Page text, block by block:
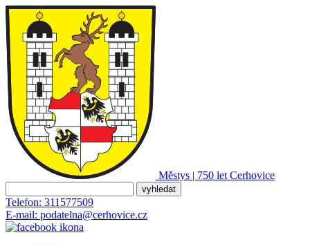
Městys | 750 let Cerhovice
Telefon: 311577509
E-mail: podatelna@cerhovice.cz